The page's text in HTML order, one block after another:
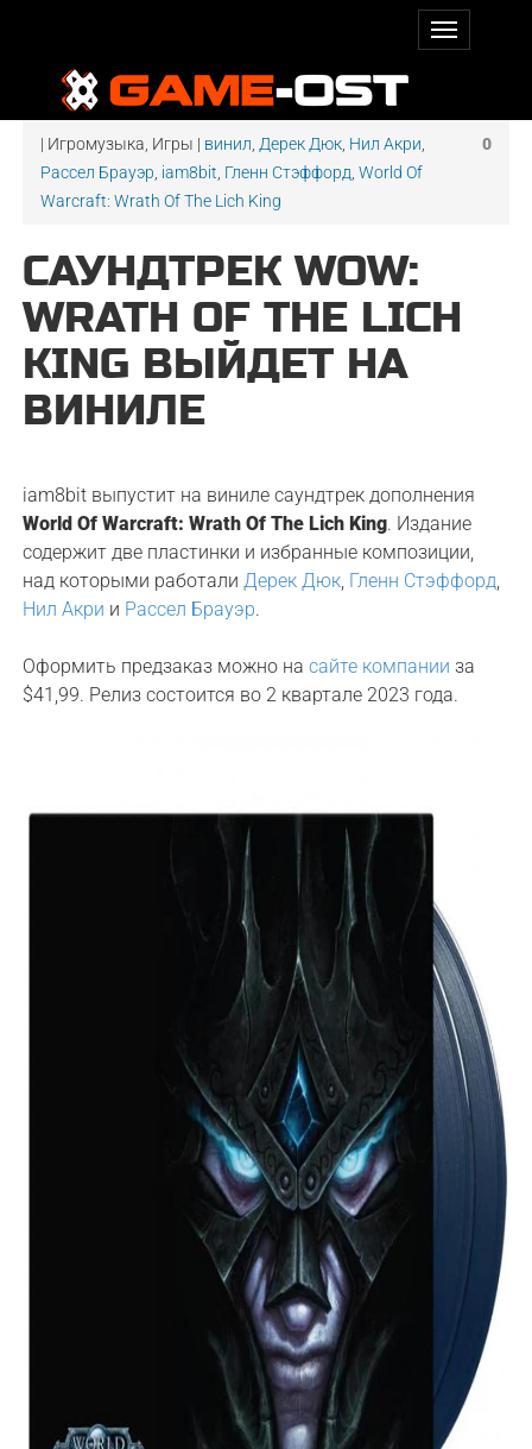
0
| Игромузыка, Игры | винил Дерек Дюк Нил Акри
Рассел Брауэр iam8bit Гленн Стэффорд ,World Of
Warcraft: Wrath Of The Lich King
САУНДТРЕК WOW:
WRATH OF THE LICH
KING ВЫЙДЕТ НА
ВИНИЛЕ
iam8bit выпустит на виниле саундтрек дополнения
World Of Warcraft: Wrath Of The Lich King. Издание
содержит две пластинки и избранные композиции,
над которыми работалиДерек Дюк, Гленн Стэффорд,
Нил Акри и Рассел Брауэр.
Оформить предзаказ можно насайте компании за
$41,99. Релиз состоится во 2 квартале 2023 года.